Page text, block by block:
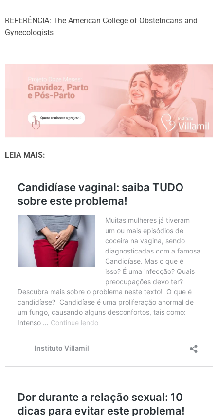
REFERÊNCIA: The American College of Obstetricans and
Gynecologists
LEIA MAIS: